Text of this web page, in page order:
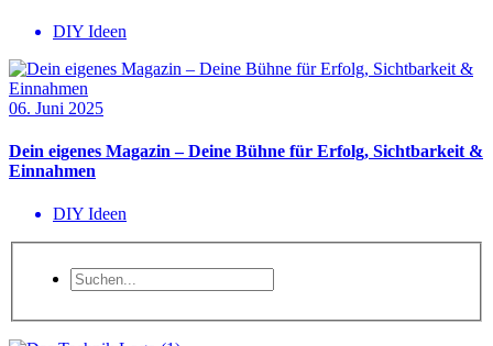
DIY Ideen
06. Juni 2025
Dein eigenes Magazin – Deine Bühne für Erfolg, Sichtbarkeit &
Einnahmen
DIY Ideen